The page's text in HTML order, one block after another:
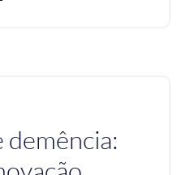
demência: